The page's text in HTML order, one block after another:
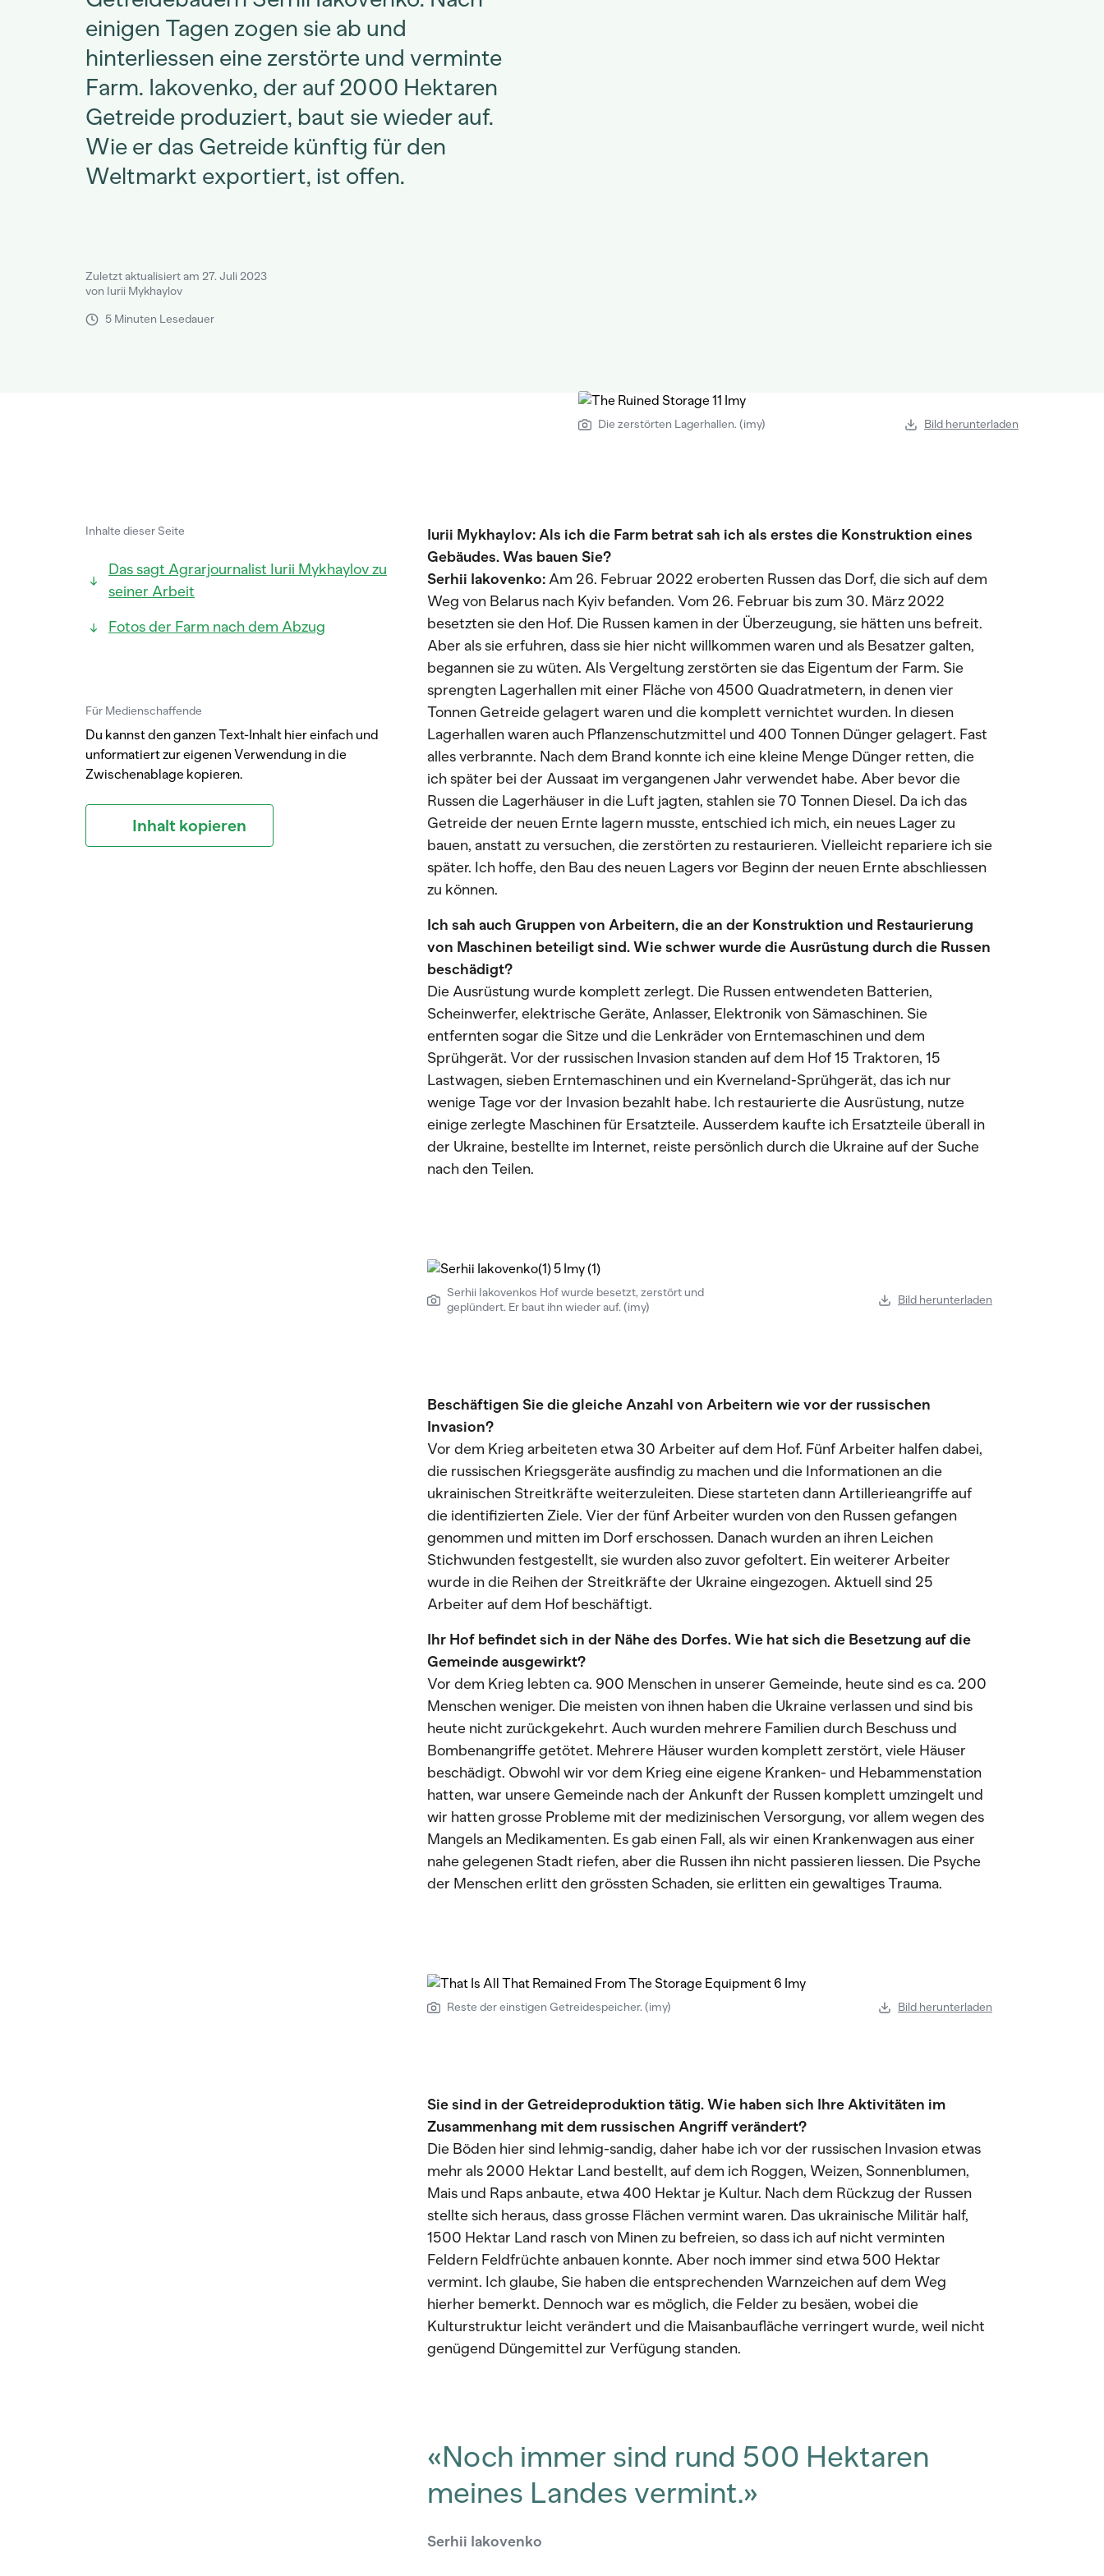
einigen Tagen zogen sie ab und
hinterliessen eine zerstörte und verminte
Farm. Iakovenko, der auf 2000 Hektaren
Getreide produziert, baut sie wieder auf.
Wie er das Getreide künftig für den
Weltmarkt exportiert, ist offen.
Zuletzt aktualisiert am 27. Juli 2023
von Iurii Mykhaylov
5 Minuten Lesedauer
Die zerstörten Lagerhallen. (imy) Bild herunterladen
Inhalte dieser Seite
Das sagt Agrarjournalist Iurii Mykhaylov zu
seiner Arbeit
Fotos der Farm nach dem Abzug
Für Medienschaffende
Du kannst den ganzen Text-Inhalt hier einfach und
unformatiert zur eigenen Verwendung in die
Zwischenablage kopieren.
Inhalt kopieren
Iurii Mykhaylov: Als ich die Farm betrat sah ich als erstes die Konstruktion eines
Gebäudes. Was bauen Sie?
Serhii Iakovenko:Am 26. Februar 2022 eroberten Russen das Dorf, die sich auf dem
Weg von Belarus nach Kyiv befanden. Vom 26. Februar bis zum 30. März 2022
besetzten sie den Hof. Die Russen kamen in der Überzeugung, sie hätten uns befreit.
Aber als sie erfuhren, dass sie hier nicht willkommen waren und als Besatzer galten,
begannen sie zu wüten. Als Vergeltung zerstörten sie das Eigentum der Farm. Sie
sprengten Lagerhallen mit einer Fläche von 4500 Quadratmetern, in denen vier
Tonnen Getreide gelagert waren und die komplett vernichtet wurden. In diesen
Lagerhallen waren auch Pflanzenschutzmittel und 400 Tonnen Dünger gelagert. Fast
alles verbrannte. Nach dem Brand konnte ich eine kleine Menge Dünger retten, die
ich später bei der Aussaat im vergangenen Jahr verwendet habe. Aber bevor die
Russen die Lagerhäuser in die Luft jagten, stahlen sie 70 Tonnen Diesel. Da ich das
Getreide der neuen Ernte lagern musste, entschied ich mich, ein neues Lager zu
bauen, anstatt zu versuchen, die zerstörten zu restaurieren. Vielleicht repariere ich sie
später. Ich hoffe, den Bau des neuen Lagers vor Beginn der neuen Ernte abschliessen
zu können.
Ich sah auch Gruppen von Arbeitern, die an der Konstruktion und Restaurierung
von Maschinen beteiligt sind. Wie schwer wurde die Ausrüstung durch die Russen
beschädigt?
Die Ausrüstung wurde komplett zerlegt. Die Russen entwendeten Batterien,
Scheinwerfer, elektrische Geräte, Anlasser, Elektronik von Sämaschinen. Sie
entfernten sogar die Sitze und die Lenkräder von Erntemaschinen und dem
Sprühgerät. Vor der russischen Invasion standen auf dem Hof 15 Traktoren, 15
Lastwagen, sieben Erntemaschinen und ein Kverneland-Sprühgerät, das ich nur
wenige Tage vor der Invasion bezahlt habe. Ich restaurierte die Ausrüstung, nutze
einige zerlegte Maschinen für Ersatzteile. Ausserdem kaufte ich Ersatzteile überall in
der Ukraine, bestellte im Internet, reiste persönlich durch die Ukraine auf der Suche
nach den Teilen.
Serhii Iakovenkos Hof wurde besetzt, zerstört und
geplündert. Er baut ihn wieder auf. (imy)
Bild herunterladen
Beschäftigen Sie die gleiche Anzahl von Arbeitern wie vor der russischen
Invasion?
Vor dem Krieg arbeiteten etwa 30 Arbeiter auf dem Hof. Fünf Arbeiter halfen dabei,
die russischen Kriegsgeräte ausfindig zu machen und die Informationen an die
ukrainischen Streitkräfte weiterzuleiten. Diese starteten dann Artillerieangriffe auf
die identifizierten Ziele. Vier der fünf Arbeiter wurden von den Russen gefangen
genommen und mitten im Dorf erschossen. Danach wurden an ihren Leichen
Stichwunden festgestellt, sie wurden also zuvor gefoltert. Ein weiterer Arbeiter
wurde in die Reihen der Streitkräfte der Ukraine eingezogen. Aktuell sind 25
Arbeiter auf dem Hof beschäftigt.
Ihr Hof befindet sich in der Nähe des Dorfes. Wie hat sich die Besetzung auf die
Gemeinde ausgewirkt?
Vor dem Krieg lebten ca. 900 Menschen in unserer Gemeinde, heute sind es ca. 200
Menschen weniger. Die meisten von ihnen haben die Ukraine verlassen und sind bis
heute nicht zurückgekehrt. Auch wurden mehrere Familien durch Beschuss und
Bombenangriffe getötet. Mehrere Häuser wurden komplett zerstört, viele Häuser
beschädigt. Obwohl wir vor dem Krieg eine eigene Kranken- und Hebammenstation
hatten, war unsere Gemeinde nach der Ankunft der Russen komplett umzingelt und
wir hatten grosse Probleme mit der medizinischen Versorgung, vor allem wegen des
Mangels an Medikamenten. Es gab einen Fall, als wir einen Krankenwagen aus einer
nahe gelegenen Stadt riefen, aber die Russen ihn nicht passieren liessen. Die Psyche
der Menschen erlitt den grössten Schaden, sie erlitten ein gewaltiges Trauma.
Reste der einstigen Getreidespeicher. (imy) Bild herunterladen
Sie sind in der Getreideproduktion tätig. Wie haben sich Ihre Aktivitäten im
Zusammenhang mit dem russischen Angriff verändert?
Die Böden hier sind lehmig-sandig, daher habe ich vor der russischen Invasion etwas
mehr als 2000 Hektar Land bestellt, auf dem ich Roggen, Weizen, Sonnenblumen,
Mais und Raps anbaute, etwa 400 Hektar je Kultur. Nach dem Rückzug der Russen
stellte sich heraus, dass grosse Flächen vermint waren. Das ukrainische Militär half,
1500 Hektar Land rasch von Minen zu befreien, so dass ich auf nicht verminten
Feldern Feldfrüchte anbauen konnte. Aber noch immer sind etwa 500 Hektar
vermint. Ich glaube, Sie haben die entsprechenden Warnzeichen auf dem Weg
hierher bemerkt. Dennoch war es möglich, die Felder zu besäen, wobei die
Kulturstruktur leicht verändert und die Maisanbaufläche verringert wurde, weil nicht
genügend Düngemittel zur Verfügung standen.
«Noch immer sind rund 500 Hektaren
meines Landes vermint.»
Serhii Iakovenko